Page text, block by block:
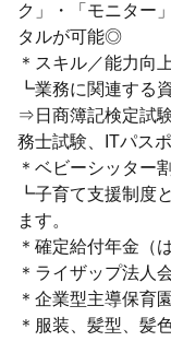
ク」・「モニター
タルが可能◎
＊スキル／能力向
┗業務に関連する
⇒日商簿記検定試
務士試験、ITパス
＊ベビーシッター
┗子育て支援制度
ます。
＊確定給付年金（
＊ライザップ法人
＊企業型主導保育
＊服装、髪型、髪